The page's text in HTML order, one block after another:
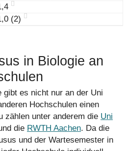
(2)
in Biologie an
gibt es nicht nur an der Uni
Hochschulen einen
zählen unter anderem die Uni
die RWTH Aachen. Da die
und der Wartesemester in